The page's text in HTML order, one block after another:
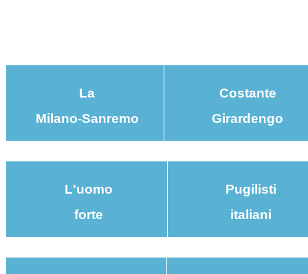
La
Milano-Sanremo
Costante
Girardengo
L'uomo
forte
Pugilisti
italiani